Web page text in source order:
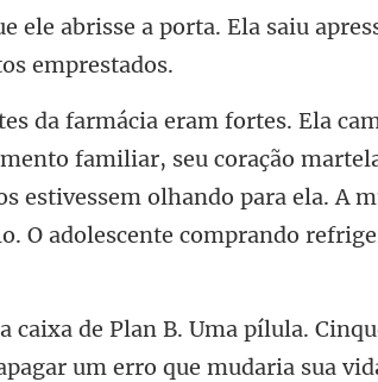
porta. Ela saiu
familiar, seu coração
estivessem olhando para ela.
um erro que mudaria sua